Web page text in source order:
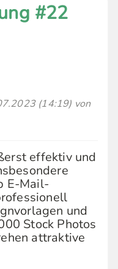
#22
(14:19) von
effektiv und
E-Mail-
und
Stock Photos
attraktive